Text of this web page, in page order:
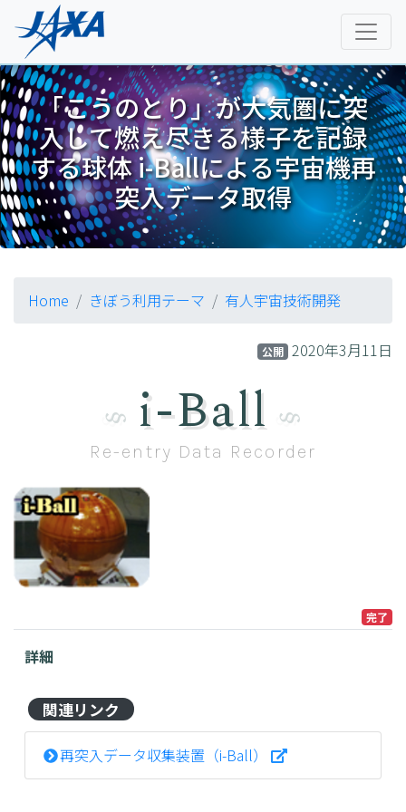
「こうのとり」が大気圏に突
入して燃え尽きる様子を記録
する球体 i-Ballによる宇宙機再
突入データ取得
Home きぼう利用テーマ 有人宇宙技術開発
公開 2020年3月11日
i-Ball
Re-entry Data Recorder
完了
詳細
関連リンク
再突入データ収集装置（i-Ball）